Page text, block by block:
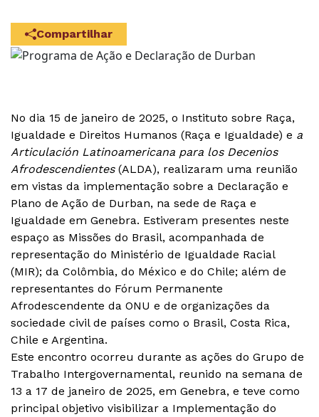
Compartilhar
No dia 15 de janeiro de 2025, o Instituto sobre Raça,
Igualdade e Direitos Humanos (Raça e Igualdade) e a
Articulación Latinoamericana para los Decenios
Afrodescendientes (ALDA), realizaram uma reunião
em vistas da implementação sobre a Declaração e
Plano de Ação de Durban, na sede de Raça e
Igualdade em Genebra. Estiveram presentes neste
espaço as Missões do Brasil, acompanhada de
representação do Ministério de Igualdade Racial
(MIR); da Colômbia, do México e do Chile; além de
representantes do Fórum Permanente
Afrodescendente da ONU e de organizações da
sociedade civil de países como o Brasil, Costa Rica,
Chile e Argentina.
Este encontro ocorreu durante as ações do Grupo de
Trabalho Intergovernamental, reunido na semana de
13 a 17 de janeiro de 2025, em Genebra, e teve como
principal objetivo visibilizar a Implementação do